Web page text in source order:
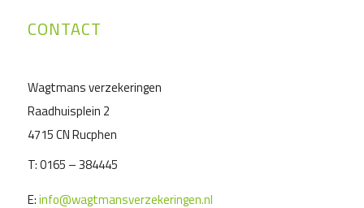
CONTACT
Wagtmans verzekeringen
Raadhuisplein 2
4715 CN Rucphen
T:0165 – 384445
E:info@wagtmansverzekeringen.nl